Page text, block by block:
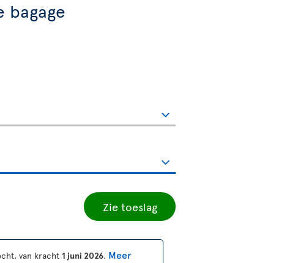
bagage
Zie toeslag
van kracht 1 juni 2026. Meer